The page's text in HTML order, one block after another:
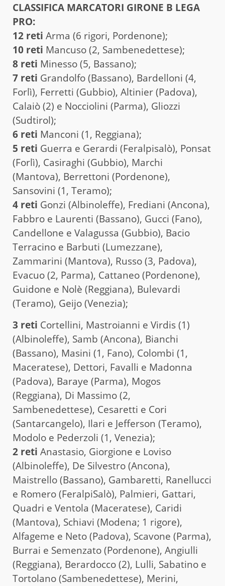
CLASSIFICA MARCATORI GIRONE B LEGA
PRO:
12 reti Arma (6 rigori, Pordenone);
10 reti Mancuso (2, Sambenedettese);
8 reti Minesso (5, Bassano);
7 reti Grandolfo (Bassano), Bardelloni (4,
Forlì), Ferretti (Gubbio), Altinier (Padova),
Calaiò (2) e Nocciolini (Parma), Gliozzi
(Sudtirol);
6 reti Manconi (1, Reggiana);
5 reti Guerra e Gerardi (Feralpisalò), Ponsat
(Forlì), Casiraghi (Gubbio), Marchi
(Mantova), Berrettoni (Pordenone),
Sansovini (1, Teramo);
4 reti Gonzi (Albinoleffe), Frediani (Ancona),
Fabbro e Laurenti (Bassano), Gucci (Fano),
Candellone e Valagussa (Gubbio), Bacio
Terracino e Barbuti (Lumezzane),
Zammarini (Mantova), Russo (3, Padova),
Evacuo (2, Parma), Cattaneo (Pordenone),
Guidone e Nolè (Reggiana), Bulevardi
(Teramo), Geijo (Venezia);
3 reti Cortellini, Mastroianni e Virdis (1)
(Albinoleffe), Samb (Ancona), Bianchi
(Bassano), Masini (1, Fano), Colombi (1,
Maceratese), Dettori, Favalli e Madonna
(Padova), Baraye (Parma), Mogos
(Reggiana), Di Massimo (2,
Sambenedettese), Cesaretti e Cori
(Santarcangelo), Ilari e Jefferson (Teramo),
Modolo e Pederzoli (1, Venezia);
2 reti Anastasio, Giorgione e Loviso
(Albinoleffe), De Silvestro (Ancona),
Maistrello (Bassano), Gambaretti, Ranellucci
e Romero (FeralpiSalò), Palmieri, Gattari,
Quadri e Ventola (Maceratese), Caridi
(Mantova), Schiavi (Modena; 1 rigore),
Alfageme e Neto (Padova), Scavone (Parma),
Burrai e Semenzato (Pordenone), Angiulli
(Reggiana), Berardocco (2), Lulli, Sabatino e
Tortolano (Sambenedettese), Merini,